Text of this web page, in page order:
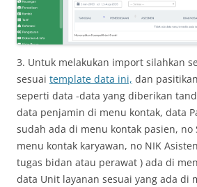
3. Untuk melakukan import silahkan
sesuai template data ini, dan
seperti data -data yang diberikan
data penjamin di menu kontak, data
sudah ada di menu kontak pasien, no
menu kontak karyawan, no NIK
tugas bidan atau perawat ) ada di
data Unit layanan sesuai yang ada di